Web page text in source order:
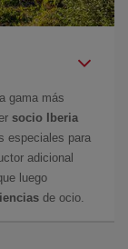
gama más
socio Iberia
especiales para
adicional
luego
de ocio.